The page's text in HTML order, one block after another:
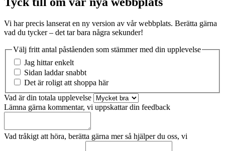
Vi har precis lanserat en ny version av vår webbplats. Berätta gärna
vad du tycker – det tar bara några sekunder!
Välj fritt antal påståenden som stämmer med din upplevelse
Jag hittar enkelt
Sidan laddar snabbt
Det är roligt att shoppa här
Vad är din totala upplevelse
Lämna gärna kommentar, vi uppskattar din feedback
Vad tråkigt att höra, berätta gärna mer så hjälper du oss, vi